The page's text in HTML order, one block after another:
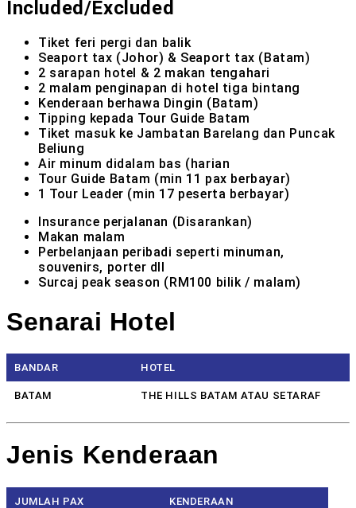
Included/Excluded
Tiket feri pergi dan balik
Seaport tax (Johor) & Seaport tax (Batam)
2 sarapan hotel & 2 makan tengahari
2 malam penginapan di hotel tiga bintang
Kenderaan berhawa Dingin (Batam)
Tipping kepada Tour Guide Batam
Tiket masuk ke Jambatan Barelang dan Puncak
Beliung
Air minum didalam bas (harian
Tour Guide Batam (min 11 pax berbayar)
1 Tour Leader (min 17 peserta berbayar)
Insurance perjalanan (Disarankan)
Makan malam
Perbelanjaan peribadi seperti minuman,
souvenirs, porter dll
Surcaj peak season (RM100 bilik / malam)
Senarai Hotel
BANDAR HOTEL
BATAM THE HILLS BATAM ATAU SETARAF
Jenis Kenderaan
JUMLAH PAX KENDERAAN